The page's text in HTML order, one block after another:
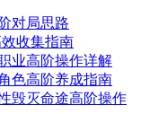
对局思路
效收集指南
业高阶操作详解
色高阶养成指南
毁灭命途高阶操作